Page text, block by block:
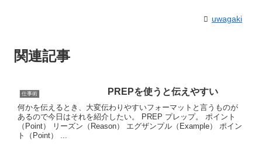
uwagaki
関連記事
仕事術 PREPを使うと伝えやすい
何かを伝えるとき、大変伝わりやすいフォーマットと言うものが
あるので今日はそれを紹介したい。 PREP プレップ。 ポイント
（Point） リーズン（Reason） エグザンプル（Example） ポイン
ト（Point） ...